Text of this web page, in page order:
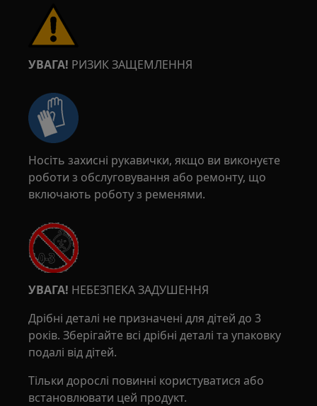
УВАГА! РИЗИК ЗАЩЕМЛЕННЯ
Носіть захисні рукавички, якщо ви виконуєте
роботи з обслуговування або ремонту, що
включають роботу з ременями.
УВАГА! НЕБЕЗПЕКА ЗАДУШЕННЯ
Дрібні деталі не призначені для дітей до 3
років. Зберігайте всі дрібні деталі та упаковку
подалі від дітей.
Тільки дорослі повинні користуватися або
встановлювати цей продукт.